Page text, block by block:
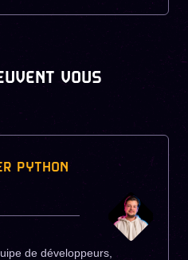
VOUS
PYTHON
de développeurs,